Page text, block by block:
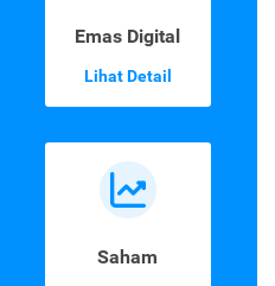
Emas Digital
Lihat Detail
Saham